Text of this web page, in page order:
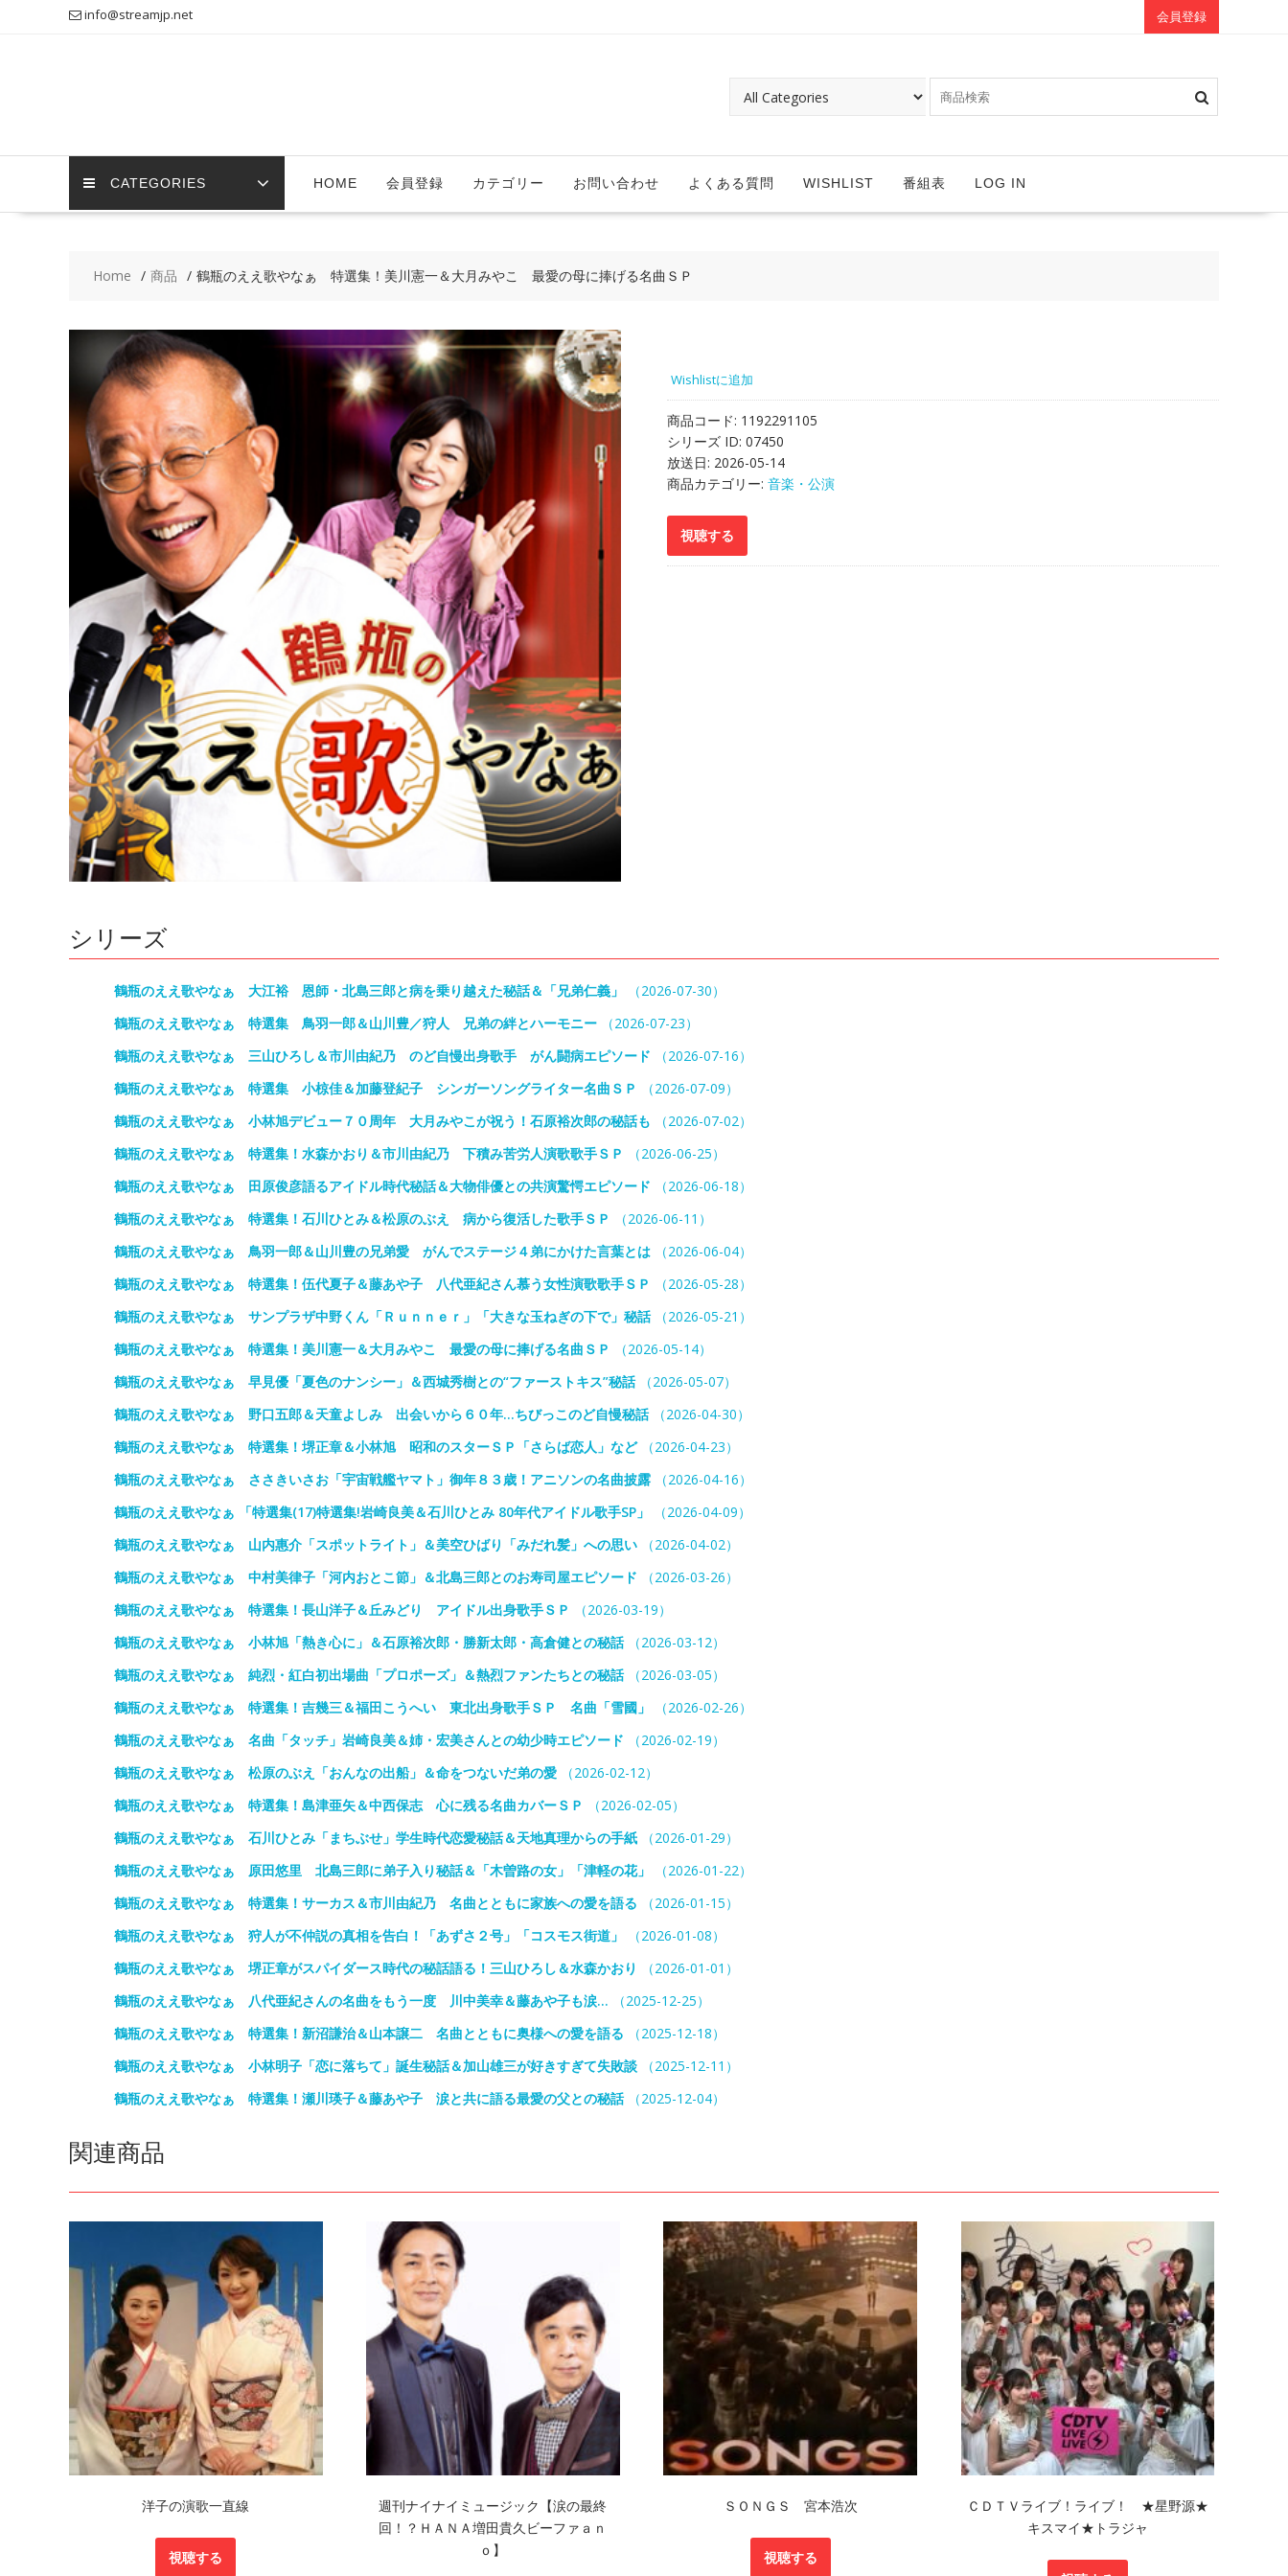
info@streamjp.net 会員登録
CATEGORIES HOME 会員登録 カテゴリー お問い合わせ よくある質問 WISHLIST 番組表 LOG IN
Home 商品 鶴瓶のええ歌やなぁ 特選集！美川憲一＆大月みやこ 最愛の母に捧げる名曲ＳＰ
Wishlistに追加
商品コード: 1192291105
シリーズ ID: 07450
放送日: 2026-05-14
商品カテゴリー: 音楽・公演
シリーズ
鶴瓶のええ歌やなぁ 大江裕 恩師・北島三郎と病を乗り越えた秘話＆「兄弟仁義」
（2026-07-30）
鶴瓶のええ歌やなぁ 特選集 鳥羽一郎＆山川豊／狩人 兄弟の絆とハーモニー （2026-07-23）
鶴瓶のええ歌やなぁ 三山ひろし＆市川由紀乃 のど自慢出身歌手 がん闘病エピソード （2026-07-16）
鶴瓶のええ歌やなぁ 特選集 小椋佳＆加藤登紀子 シンガーソングライター名曲ＳＰ
（2026-07-09）
鶴瓶のええ歌やなぁ 小林旭デビュー７０周年 大月みやこが祝う！石原裕次郎の秘話も （2026-07-02）
鶴瓶のええ歌やなぁ 特選集！水森かおり＆市川由紀乃 下積み苦労人演歌歌手ＳＰ
（2026-06-25）
鶴瓶のええ歌やなぁ 田原俊彦語るアイドル時代秘話＆大物俳優との共演驚愕エピソード （2026-06-18）
鶴瓶のええ歌やなぁ 特選集！石川ひとみ＆松原のぶえ 病から復活した歌手ＳＰ
（2026-06-11）
鶴瓶のええ歌やなぁ 鳥羽一郎＆山川豊の兄弟愛 がんでステージ４弟にかけた言葉とは （2026-06-04）
鶴瓶のええ歌やなぁ 特選集！伍代夏子＆藤あや子 八代亜紀さん慕う女性演歌歌手ＳＰ
（2026-05-28）
鶴瓶のええ歌やなぁ サンプラザ中野くん「Ｒｕｎｎｅｒ」「大きな玉ねぎの下で」秘話（2026-05-21）
鶴瓶のええ歌やなぁ 特選集！美川憲一＆大月みやこ 最愛の母に捧げる名曲ＳＰ
（2026-05-14）
鶴瓶のええ歌やなぁ 早見優「夏色のナンシー」＆西城秀樹との“ファーストキス”秘話（2026-05-07）
鶴瓶のええ歌やなぁ 野口五郎＆天童よしみ 出会いから６０年…ちびっこのど自慢秘話（2026-04-30）
鶴瓶のええ歌やなぁ 特選集！堺正章＆小林旭 昭和のスターＳＰ「さらば恋人」など（2026-04-23）
鶴瓶のええ歌やなぁ ささきいさお「宇宙戦艦ヤマト」御年８３歳！アニソンの名曲披露 （2026-04-16）
鶴瓶のええ歌やなぁ 「特選集(17)特選集!岩崎良美＆石川ひとみ 80年代アイドル歌手SP」
（2026-04-09）
鶴瓶のええ歌やなぁ 山内惠介「スポットライト」＆美空ひばり「みだれ髪」への思い （2026-04-02）
鶴瓶のええ歌やなぁ 中村美律子「河内おとこ節」＆北島三郎とのお寿司屋エピソード （2026-03-26）
鶴瓶のええ歌やなぁ 特選集！長山洋子＆丘みどり アイドル出身歌手ＳＰ
（2026-03-19）
鶴瓶のええ歌やなぁ 小林旭「熱き心に」＆石原裕次郎・勝新太郎・高倉健との秘話（2026-03-12）
鶴瓶のええ歌やなぁ 純烈・紅白初出場曲「プロポーズ」＆熱烈ファンたちとの秘話（2026-03-05）
鶴瓶のええ歌やなぁ 特選集！吉幾三＆福田こうへい 東北出身歌手ＳＰ 名曲「雪國」
（2026-02-26）
鶴瓶のええ歌やなぁ 名曲「タッチ」岩崎良美＆姉・宏美さんとの幼少時エピソード （2026-02-19）
鶴瓶のええ歌やなぁ 松原のぶえ「おんなの出船」＆命をつないだ弟の愛 （2026-02-12）
鶴瓶のええ歌やなぁ 特選集！島津亜矢＆中西保志 心に残る名曲カバーＳＰ
（2026-02-05）
鶴瓶のええ歌やなぁ 石川ひとみ「まちぶせ」学生時代恋愛秘話＆天地真理からの手紙 （2026-01-29）
鶴瓶のええ歌やなぁ 原田悠里 北島三郎に弟子入り秘話＆「木曽路の女」「津軽の花」
（2026-01-22）
鶴瓶のええ歌やなぁ 特選集！サーカス＆市川由紀乃 名曲とともに家族への愛を語る （2026-01-15）
鶴瓶のええ歌やなぁ 狩人が不仲説の真相を告白！「あずさ２号」「コスモス街道」
（2026-01-08）
鶴瓶のええ歌やなぁ 堺正章がスパイダース時代の秘話語る！三山ひろし＆水森かおり
（2026-01-01）
鶴瓶のええ歌やなぁ 八代亜紀さんの名曲をもう一度 川中美幸＆藤あや子も涙… （2025-12-25）
鶴瓶のええ歌やなぁ 特選集！新沼謙治＆山本譲二 名曲とともに奥様への愛を語る （2025-12-18）
鶴瓶のええ歌やなぁ 小林明子「恋に落ちて」誕生秘話＆加山雄三が好きすぎて失敗談 （2025-12-11）
鶴瓶のええ歌やなぁ 特選集！瀬川瑛子＆藤あや子 涙と共に語る最愛の父との秘話（2025-12-04）
関連商品
洋子の演歌一直線
視聴する
週刊ナイナイミュージック【涙の最終
回！？ＨＡＮＡ増田貴久ビーファａｎ
ｏ】
ＳＯＮＧＳ 宮本浩次
視聴する
ＣＤＴＶライブ！ライブ！ ★星野源★
キスマイ★トラジャ